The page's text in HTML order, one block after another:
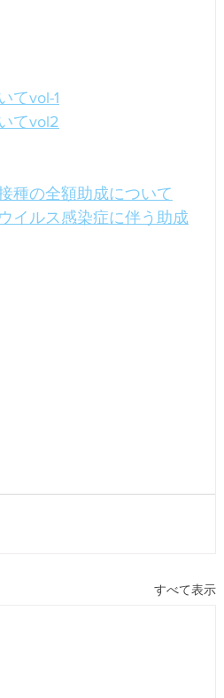
てvol-1
てvol2
種の全額助成について
イルス感染症に伴う助成
すべて表示